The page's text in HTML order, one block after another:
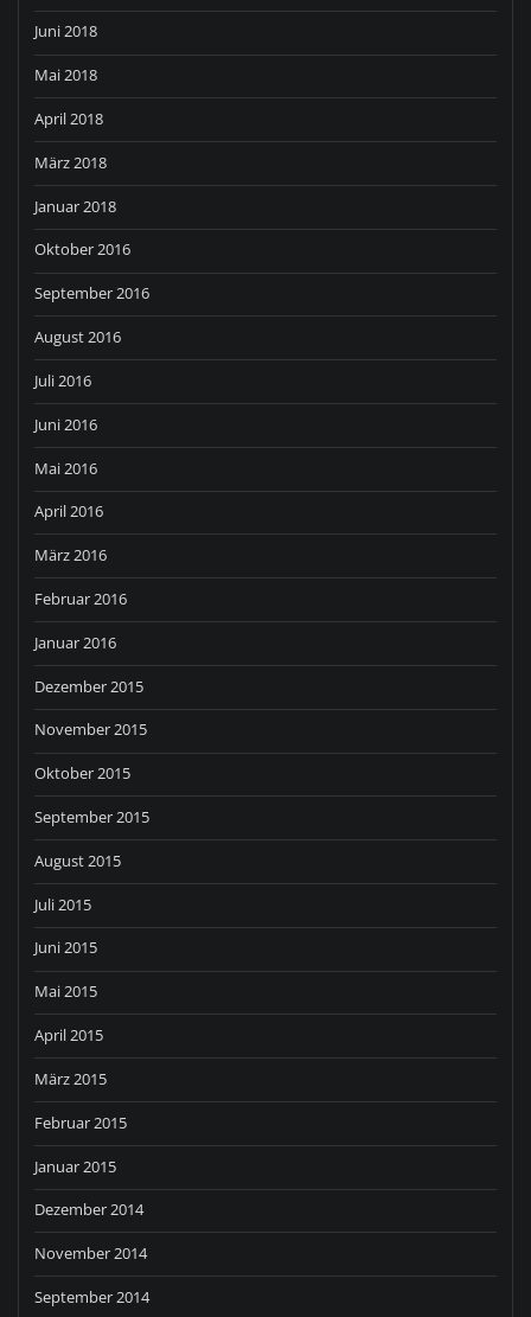
Juni 2018
Mai 2018
April 2018
März 2018
Januar 2018
Oktober 2016
September 2016
August 2016
Juli 2016
Juni 2016
Mai 2016
April 2016
März 2016
Februar 2016
Januar 2016
Dezember 2015
November 2015
Oktober 2015
September 2015
August 2015
Juli 2015
Juni 2015
Mai 2015
April 2015
März 2015
Februar 2015
Januar 2015
Dezember 2014
November 2014
September 2014